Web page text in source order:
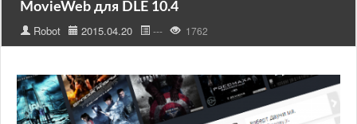
MovieWeb для DLE 10.4
Robot 2015.04.20 --- 1762